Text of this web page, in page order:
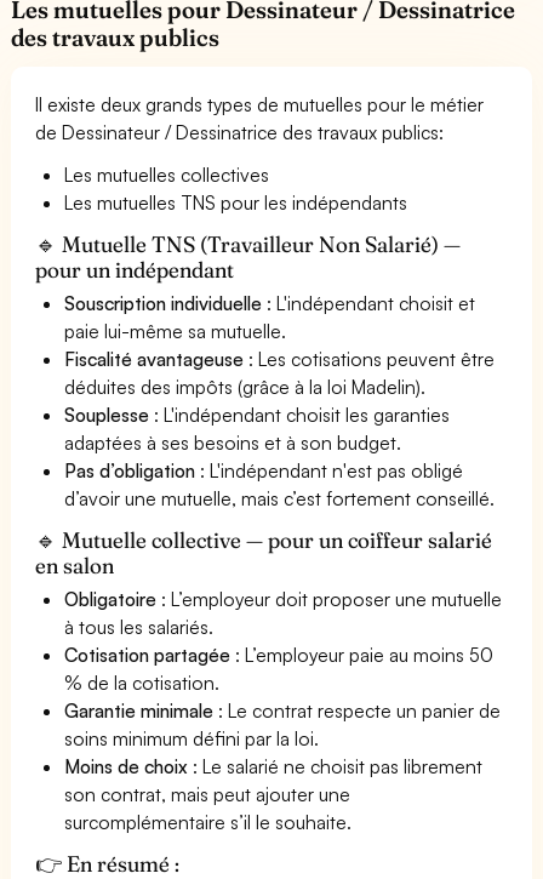
Les mutuelles pour Dessinateur / Dessinatrice
des travaux publics
Il existe deux grands types de mutuelles pour le métier
de Dessinateur / Dessinatrice des travaux publics:
Les mutuelles collectives
Les mutuelles TNS pour les indépendants
🔹 Mutuelle TNS (Travailleur Non Salarié) —
pour un indépendant
Souscription individuelle : L'indépendant choisit et
paie lui-même sa mutuelle.
Fiscalité avantageuse : Les cotisations peuvent être
déduites des impôts (grâce à la loi Madelin).
Souplesse : L'indépendant choisit les garanties
adaptées à ses besoins et à son budget.
Pas d’obligation : L'indépendant n'est pas obligé
d’avoir une mutuelle, mais c’est fortement conseillé.
🔹 Mutuelle collective — pour un coiffeur salarié
en salon
Obligatoire : L’employeur doit proposer une mutuelle
à tous les salariés.
Cotisation partagée : L’employeur paie au moins 50
% de la cotisation.
Garantie minimale : Le contrat respecte un panier de
soins minimum défini par la loi.
Moins de choix : Le salarié ne choisit pas librement
son contrat, mais peut ajouter une
surcomplémentaire s’il le souhaite.
👉 En résumé :